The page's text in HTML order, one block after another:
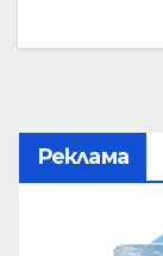
Реклама